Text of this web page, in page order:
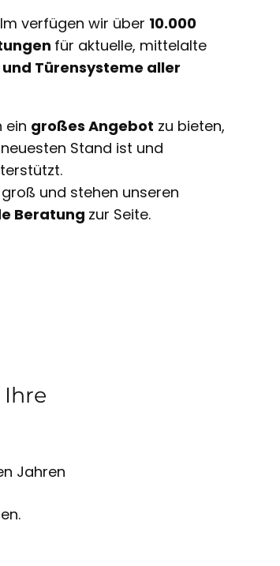
verfügen wir über 10.000
für aktuelle, mittelalte
Türensysteme aller
ein großes Angebot zu bieten,
Stand ist und
groß und stehen unseren
Beratung zur Seite.
Jahren